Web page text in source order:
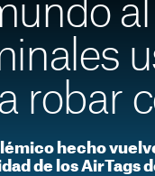
robar
hecho
de los AirTags